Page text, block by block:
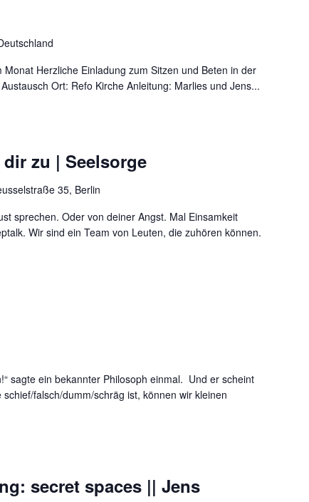
Herzliche Einladung zum Sitzen und Beten in der
Ort: Refo Kirche Anleitung: Marlies und Jens...
zu | Seelsorge
35, Berlin
sprechen. Oder von deiner Angst. Mal Einsamkeit
Wir sind ein Team von Leuten, die zuhören können.
sagte ein bekannter Philosoph einmal. Und er scheint
falsch/dumm/schräg ist, können wir kleinen
secret spaces || Jens